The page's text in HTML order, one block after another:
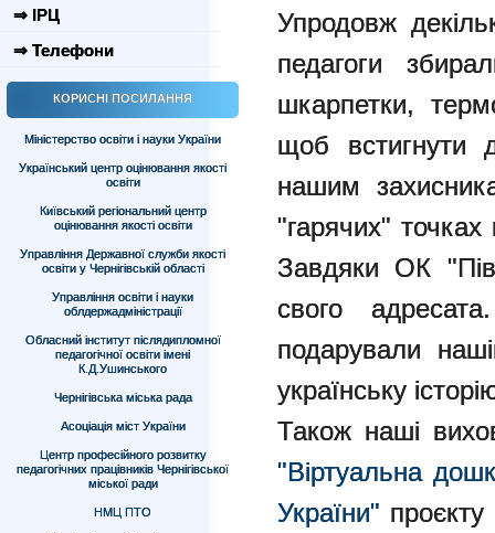
⇒ ІРЦ
⇒ Телефони
КОРИСНІ ПОСИЛАННЯ
Міністерство освіти і науки України
Український центр оцінювання якості
освіти
Київський регіональний центр
оцінювання якості освіти
Управління Державної служби якості
освіти у Чернігівській області
Управління освіти і науки
облдержадміністрації
Обласний інститут післядипломної
педагогічної освіти імені
К.Д.Ушинського
Чернігівська міська рада
Асоціація міст України
Центр професійного розвитку
педагогічних працівників Чернігівської
міської ради
НМЦ ПТО
Упродовж
педагоги
шкарпетки,
щоб встигнути
нашим
"гарячих"
Завдяки ОК
свого
подарували
українську
Також наші
"Віртуальна
України"